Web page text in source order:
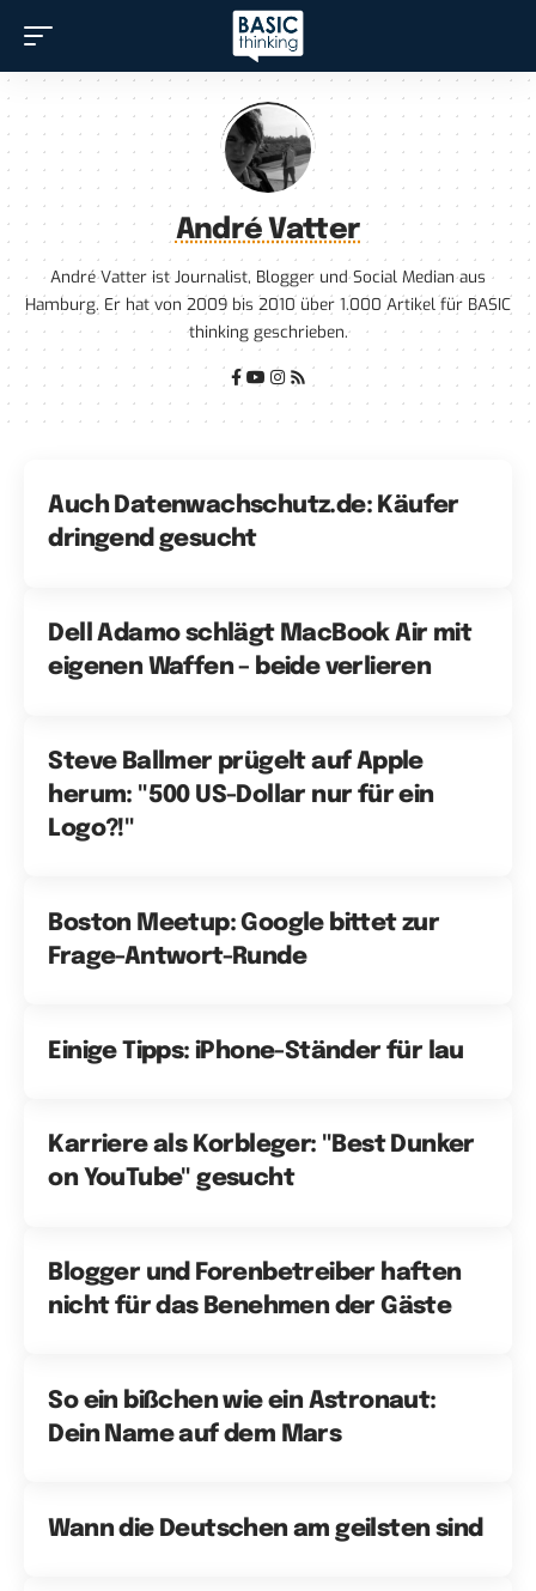
André Vatter
André Vatter ist Journalist, Blogger und Social Median aus
Hamburg. Er hat von 2009 bis 2010 über 1.000 Artikel für BASIC
thinking geschrieben.
Auch Datenwachschutz.de: Käufer
dringend gesucht
Dell Adamo schlägt MacBook Air mit
eigenen Waffen – beide verlieren
Steve Ballmer prügelt auf Apple
herum: "500 US-Dollar nur für ein
Logo?!"
Boston Meetup: Google bittet zur
Frage-Antwort-Runde
Einige Tipps: iPhone-Ständer für lau
Karriere als Korbleger: "Best Dunker
on YouTube" gesucht
Blogger und Forenbetreiber haften
nicht für das Benehmen der Gäste
So ein bißchen wie ein Astronaut:
Dein Name auf dem Mars
Wann die Deutschen am geilsten sind